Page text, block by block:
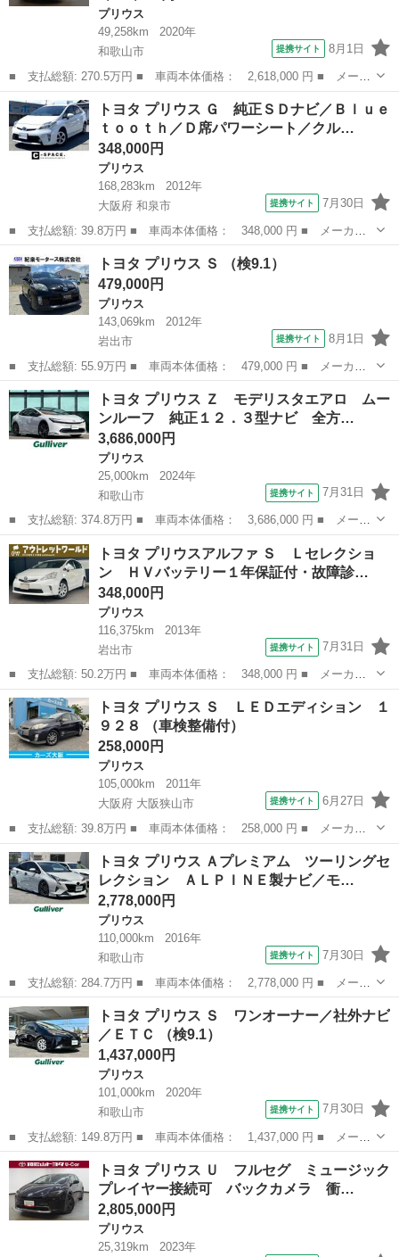
プリウス
49,258km
2020年
和歌山市
提携サイト 8月1日
■ 支払総額: 270.5万円 ■ 車両本体価格： 2,618,000 円 ■ メーカ
ー名： トヨタ ■ 車種名： プリウスＰＨＶ ■ グレード名：
Ｓ ＧＲスポーツ フルセグ メモリーナビ ＤＶＤ再生 ミュージ
ックプレイ...
和歌山 和歌山市 プリウス
トヨタ プリウス Ｇ 純正ＳＤナビ／Ｂｌｕｅ
ｔｏｏｔｈ／Ｄ席パワーシート／クル…
348,000円
プリウス
168,283km
2012年
大阪府 和泉市
提携サイト 7月30日
■ 支払総額: 39.8万円 ■ 車両本体価格： 348,000 円 ■ メーカー
名： トヨタ ■ 車種名： プリウス ■ グレード名： Ｇ 純正Ｓ
Ｄナビ／Ｂｌｕｅｔｏｏｔｈ／Ｄ席パワーシート／クルーズコントロ
ール／ステア...
大阪 和泉市 プリウス
トヨタ プリウス Ｓ （検9.1）
479,000円
プリウス
143,069km
2012年
岩出市
提携サイト 8月1日
■ 支払総額: 55.9万円 ■ 車両本体価格： 479,000 円 ■ メーカー
名： トヨタ ■ 車種名： プリウス ■ グレード名： Ｓ ■ 排気
量： 1800cc ■ ドア枚数： 5D ■ ミッション： CVT ■ ...
和歌山 岩出市 プリウス
トヨタ プリウス Ｚ モデリスタエアロ ムー
ンルーフ 純正１２．３型ナビ 全方…
3,686,000円
プリウス
25,000km
2024年
和歌山市
提携サイト 7月31日
■ 支払総額: 374.8万円 ■ 車両本体価格： 3,686,000 円 ■ メーカ
ー名： トヨタ ■ 車種名： プリウス ■ グレード名： Ｚ モデ
リスタエアロ ムーンルーフ 純正１２．３型ナビ 全方位 デジタ
ルインナ...
和歌山 和歌山市 プリウス
トヨタ プリウスアルファ Ｓ Ｌセレクショ
ン ＨＶバッテリー１年保証付・故障診…
348,000円
プリウス
116,375km
2013年
岩出市
提携サイト 7月31日
■ 支払総額: 50.2万円 ■ 車両本体価格： 348,000 円 ■ メーカー
名： トヨタ ■ 車種名： プリウスアルファ ■ グレード名：
Ｓ Ｌセレクション ＨＶバッテリー１年保証付・故障診断書付・純
正ナビ・Ｂｌｕ...
和歌山 岩出市 プリウス
トヨタ プリウス Ｓ ＬＥＤエディション １
９２８ （車検整備付）
258,000円
プリウス
105,000km
2011年
大阪府 大阪狭山市
提携サイト 6月27日
■ 支払総額: 39.8万円 ■ 車両本体価格： 258,000 円 ■ メーカー
名： トヨタ ■ 車種名： プリウス ■ グレード名： Ｓ ＬＥＤ
エディション １９２８ ■ 排気量： 1800cc ■ ドア枚数： 5D ...
大阪 大阪狭山市 プリウス
トヨタ プリウス Ａプレミアム ツーリングセ
レクション ＡＬＰＩＮＥ製ナビ／モ…
2,778,000円
プリウス
110,000km
2016年
和歌山市
提携サイト 7月30日
■ 支払総額: 284.7万円 ■ 車両本体価格： 2,778,000 円 ■ メーカ
ー名： トヨタ ■ 車種名： プリウス ■ グレード名： Ａプレミ
アム ツーリングセレクション ＡＬＰＩＮＥ製ナビ／モデリスタエ
アロ／車...
和歌山 和歌山市 プリウス
トヨタ プリウス Ｓ ワンオーナー／社外ナビ
／ＥＴＣ （検9.1）
1,437,000円
プリウス
101,000km
2020年
和歌山市
提携サイト 7月30日
■ 支払総額: 149.8万円 ■ 車両本体価格： 1,437,000 円 ■ メーカ
ー名： トヨタ ■ 車種名： プリウス ■ グレード名： Ｓ ワン
オーナー／社外ナビ／ＥＴＣ ■ 排気量： 1800cc ■ ドア枚数：...
和歌山 和歌山市 プリウス
トヨタ プリウス Ｕ フルセグ ミュージック
プレイヤー接続可 バックカメラ 衝…
2,805,000円
プリウス
25,319km
2023年